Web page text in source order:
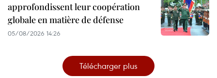
approfondissent leur coopération
globale en matière de défense
05/08/2026 14:26
Télécharger plus